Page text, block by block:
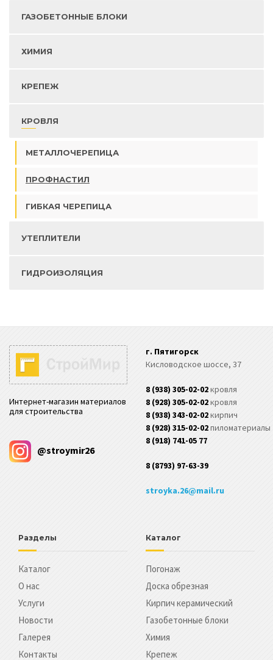
ГАЗОБЕТОННЫЕ БЛОКИ
ХИМИЯ
КРЕПЕЖ
КРОВЛЯ
МЕТАЛЛОЧЕРЕПИЦА
ПРОФНАСТИЛ
ГИБКАЯ ЧЕРЕПИЦА
УТЕПЛИТЕЛИ
ГИДРОИЗОЛЯЦИЯ
Интернет-магазин материалов
для строительства
@stroymir26
г. Пятигорск
Кисловодское шоссе, 37
8 (938) 305-02-02кровля
8 (928) 305-02-02кровля
8 (938) 343-02-02кирпич
8 (928) 315-02-02пиломатериалы
8 (918) 741-05 77
8 (8793) 97-63-39
stroyka.26@mail.ru
Разделы
Каталог
О нас
Услуги
Новости
Галерея
Контакты
Каталог
Погонаж
Доска обрезная
Кирпич керамический
Газобетонные блоки
Химия
Крепеж